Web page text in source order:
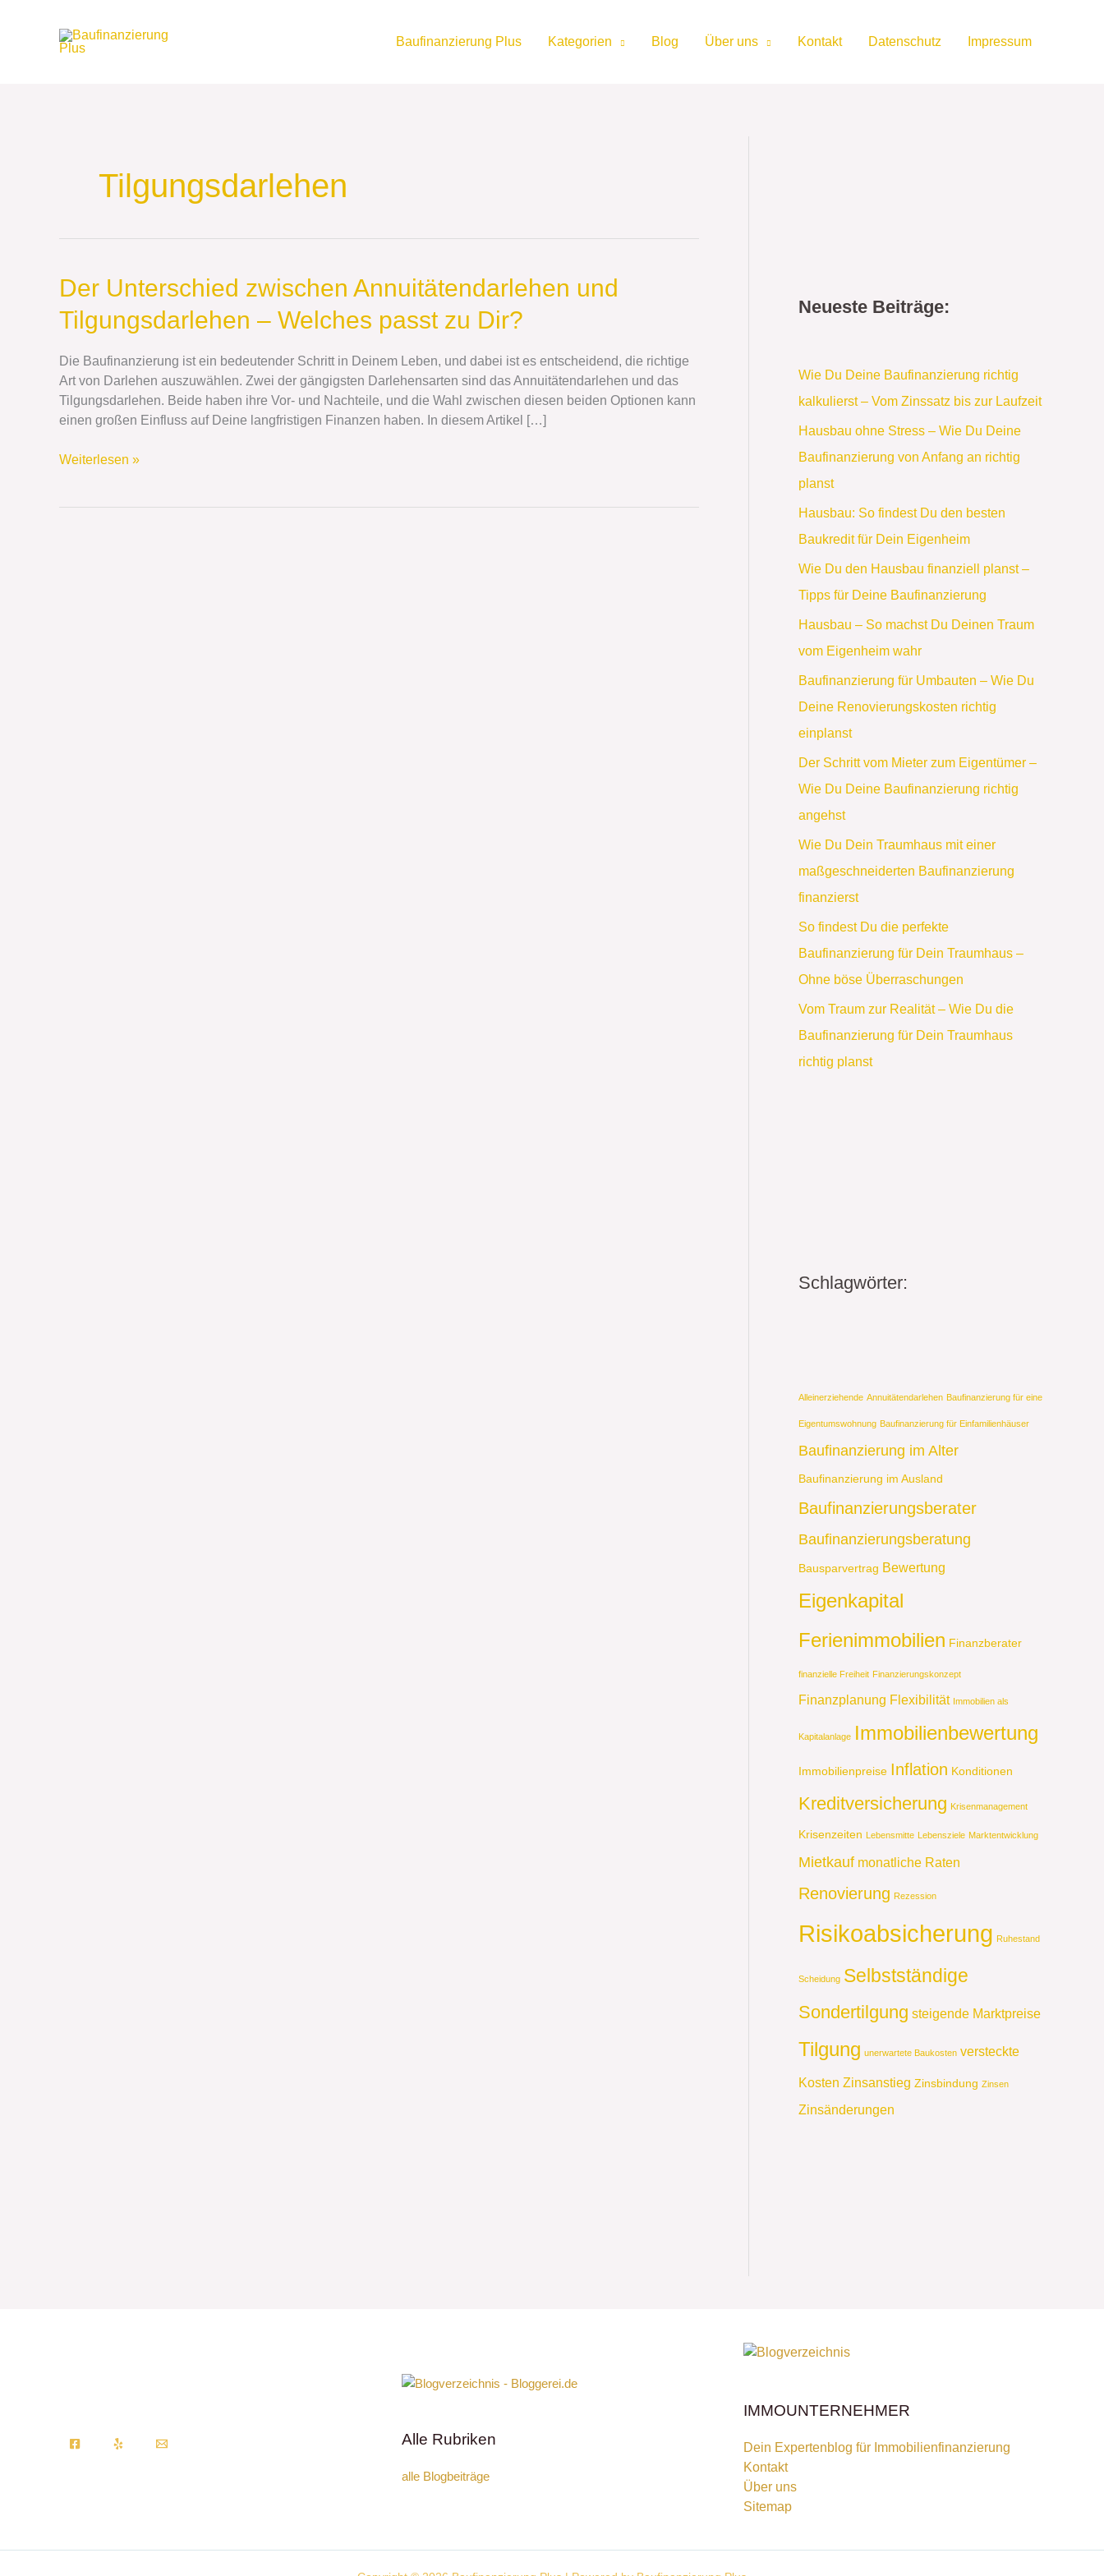
Baufinanzierung Plus Kategorien Blog Über uns Kontakt Datenschutz Impressum
Tilgungsdarlehen
Der Unterschied zwischen Annuitätendarlehen und
Tilgungsdarlehen – Welches passt zu Dir?
Die Baufinanzierung ist ein bedeutender Schritt in Deinem Leben, und dabei ist es entscheidend, die richtige
Art von Darlehen auszuwählen. Zwei der gängigsten Darlehensarten sind das Annuitätendarlehen und das
Tilgungsdarlehen. Beide haben ihre Vor- und Nachteile, und die Wahl zwischen diesen beiden Optionen kann
einen großen Einfluss auf Deine langfristigen Finanzen haben. In diesem Artikel […]
Der
Unterschied
zwischen
und
Tilgungsdarlehen
–
Welches
zu
Weiterlesen »
Neueste Beiträge:
Wie Du Deine Baufinanzierung richtig
kalkulierst – Vom Zinssatz bis zur Laufzeit
Hausbau ohne Stress – Wie Du Deine
Baufinanzierung von Anfang an richtig
planst
Hausbau: So findest Du den besten
Baukredit für Dein Eigenheim
Wie Du den Hausbau finanziell planst –
Tipps für Deine Baufinanzierung
Hausbau – So machst Du Deinen Traum
vom Eigenheim wahr
Baufinanzierung für Umbauten – Wie Du
Deine Renovierungskosten richtig
einplanst
Der Schritt vom Mieter zum Eigentümer –
Wie Du Deine Baufinanzierung richtig
angehst
Wie Du Dein Traumhaus mit einer
maßgeschneiderten Baufinanzierung
finanzierst
So findest Du die perfekte
Baufinanzierung für Dein Traumhaus –
Ohne böse Überraschungen
Vom Traum zur Realität – Wie Du die
Baufinanzierung für Dein Traumhaus
richtig planst
Schlagwörter:
Alleinerziehende Annuitätendarlehen Baufinanzierung für eine
Eigentumswohnung Baufinanzierung für Einfamilienhäuser
Baufinanzierung im Alter
Baufinanzierung im Ausland
Baufinanzierungsberater
Baufinanzierungsberatung
Bausparvertrag Bewertung
Eigenkapital
Ferienimmobilien Finanzberater
finanzielle Freiheit Finanzierungskonzept
Finanzplanung Flexibilität Immobilien als
Kapitalanlage Immobilienbewertung
Immobilienpreise Inflation Konditionen
Kreditversicherung Krisenmanagement
Krisenzeiten Lebensmitte Lebensziele Marktentwicklung
Mietkauf monatliche Raten
Renovierung Rezession
Risikoabsicherung Ruhestand
Scheidung Selbstständige
Sondertilgung steigende Marktpreise
Tilgung unerwartete Baukosten versteckte
Kosten Zinsanstieg Zinsbindung Zinsen
Zinsänderungen
Alle Rubriken
alle Blogbeiträge
IMMOUNTERNEHMER
Dein Expertenblog für Immobilienfinanzierung
Kontakt
Über uns
Sitemap